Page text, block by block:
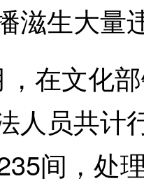
生大量
文化部
人员共计
间，处